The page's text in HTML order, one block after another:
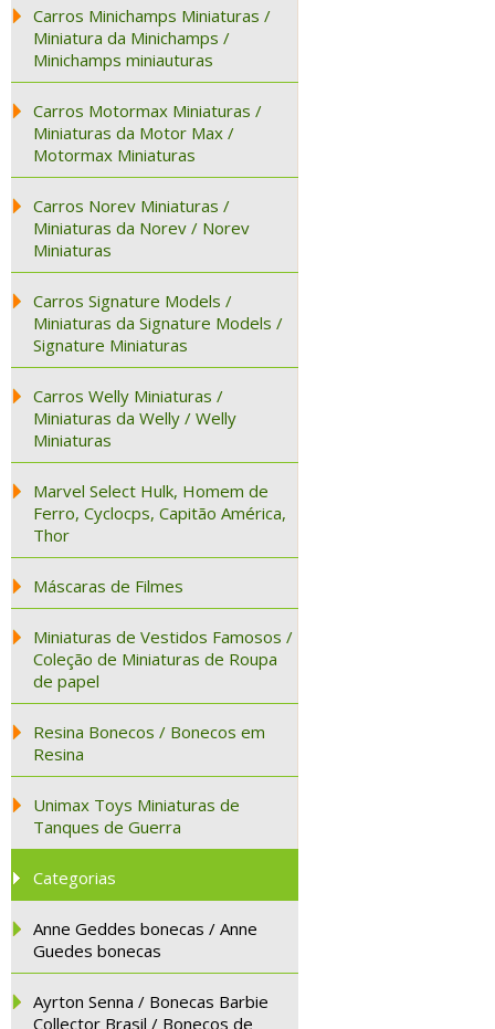
Carros Minichamps Miniaturas /
Miniatura da Minichamps /
Minichamps miniauturas
Carros Motormax Miniaturas /
Miniaturas da Motor Max /
Motormax Miniaturas
Carros Norev Miniaturas /
Miniaturas da Norev / Norev
Miniaturas
Carros Signature Models /
Miniaturas da Signature Models /
Signature Miniaturas
Carros Welly Miniaturas /
Miniaturas da Welly / Welly
Miniaturas
Marvel Select Hulk, Homem de
Ferro, Cyclocps, Capitão América,
Thor
Máscaras de Filmes
Miniaturas de Vestidos Famosos /
Coleção de Miniaturas de Roupa
de papel
Resina Bonecos / Bonecos em
Resina
Unimax Toys Miniaturas de
Tanques de Guerra
Categorias
Anne Geddes bonecas / Anne
Guedes bonecas
Ayrton Senna / Bonecas Barbie
Collector Brasil / Bonecos de